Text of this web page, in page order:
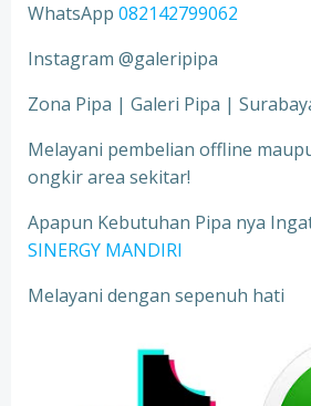
WhatsApp 082142799062
Instagram @galeripipa
Zona Pipa | Galeri Pipa |
Melayani pembelian offline
ongkir area sekitar!
Apapun Kebutuhan Pipa nya
SINERGY MANDIRI
Melayani dengan sepenuh hati